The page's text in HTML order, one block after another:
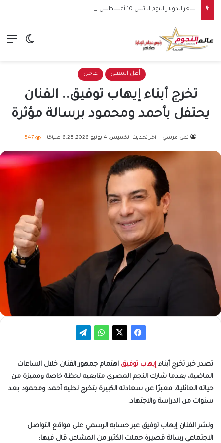
الوضع
أهل المغني عاجل
تخرج أبناء إيهاب توفيق.. الفنان
يحتفل بأحمد ومحمود برسالة مؤثرة
نهى مرسي اخر تحديث الخميس, 4 يونيو 2026, 6:28 صباحًا 547
تصدر خبر تخرج أبناء إيهاب توفيق اهتمام جمهور الفنان خلال الساعات
الماضية، بعدما شارك النجم المصري متابعيه لحظة خاصة ومميزة من
حياته العائلية، معبرًا عن سعادته الكبيرة بتخرج نجليه أحمد ومحمود بعد
سنوات من الدراسة والاجتهاد.
ونشر الفنان إيهاب توفيق عبر حسابه الرسمي على مواقع التواصل
الاجتماعي رسالة قصيرة حملت الكثير من المشاعر، قال فيها: